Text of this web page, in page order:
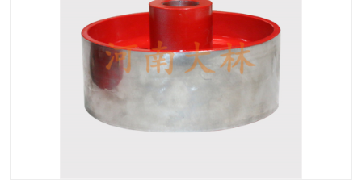
泥浆泵空气包胶囊
DY隔膜式离合器 CB离合器